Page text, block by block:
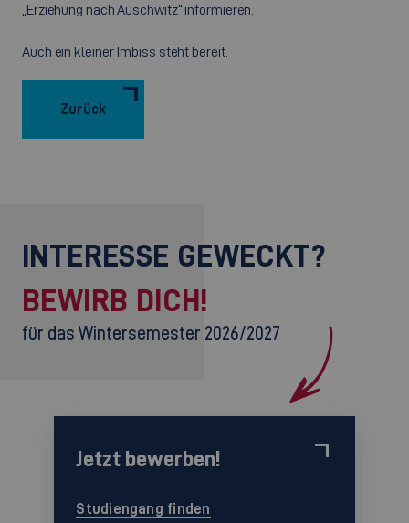
„Erziehung nach Auschwitz“ informieren.
Auch ein kleiner Imbiss steht bereit.
Zurück
INTERESSE GEWECKT?
BEWIRB DICH!
für das Wintersemester 2026/2027
Jetzt bewerben!
Studiengang finden